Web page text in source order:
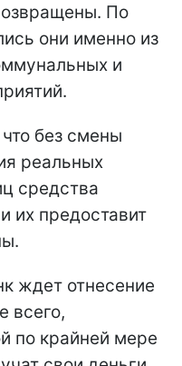
По
они именно из
и
без смены
реальных
средства
их предоставит
ждет отнесение
всего,
по крайней мере